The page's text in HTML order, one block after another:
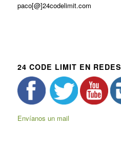
paco[@]24codelimit.com
24 CODE LIMIT EN REDES
Envíanos un mail